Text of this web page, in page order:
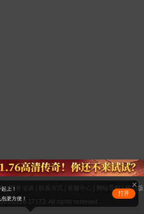
|商务洽谈 联系方式 客服中心 网站导航|移动版
2026 17173. All rights reserved.
起上！
更方便！
打开